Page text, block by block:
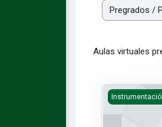
Categorías
Aulas virtuales